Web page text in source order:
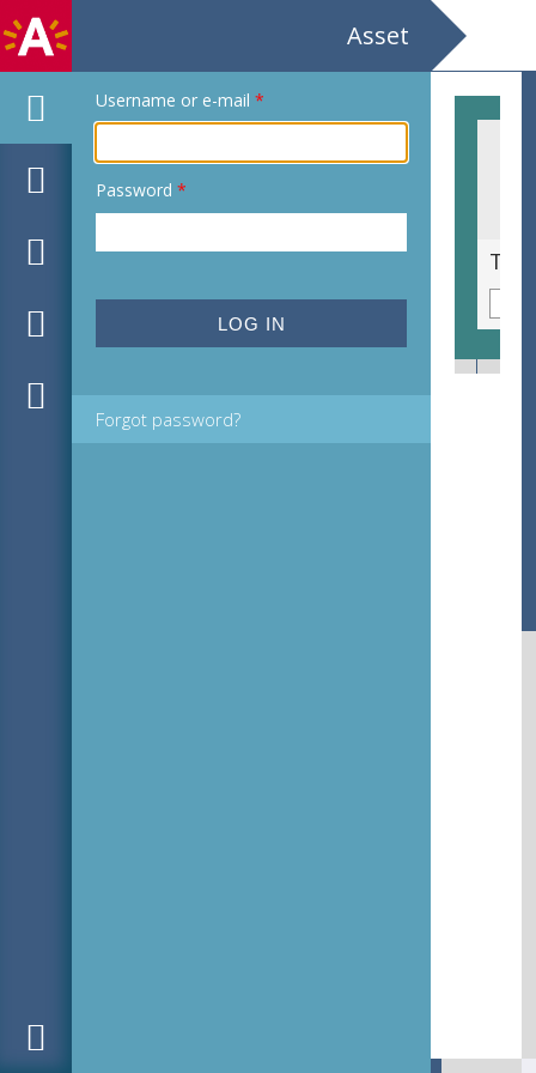
Asset
Username or e-mail *
Password *
Forgot password?
Portret van een dame met grote hoed